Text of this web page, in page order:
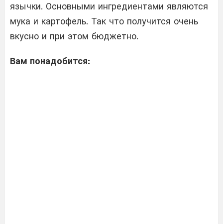
язычки. Основными ингредиентами являются
мука и картофель. Так что получится очень
вкусно и при этом бюджетно.
Вам понадобится: